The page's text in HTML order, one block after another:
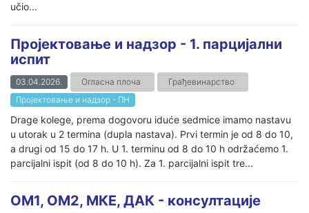
učio...
Пројектовање и надзор - 1. парцијални
испит
03.04.2026. Огласна плоча
Грађевинарство
Пројектовање и надзор - ПН
Drage kolege, prema dogovoru iduće sedmice imamo nastavu
u utorak u 2 termina (dupla nastava). Prvi termin je od 8 do 10,
a drugi od 15 do 17 h. U 1. terminu od 8 do 10 h održaćemo 1.
parcijalni ispit (od 8 do 10 h). Za 1. parcijalni ispit tre...
ОМ1, ОМ2, МКЕ, ДАК - консултације